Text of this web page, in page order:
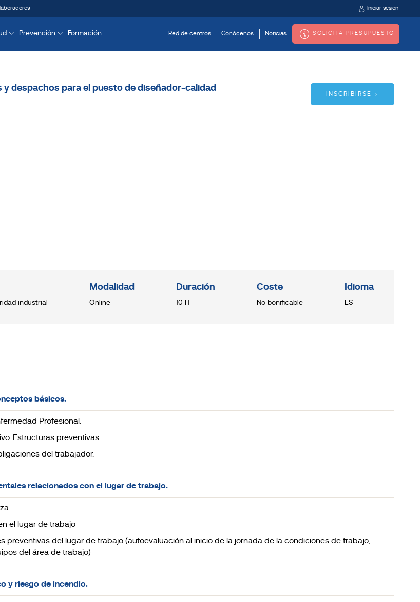
Iniciar sesión
Prevención Formación Red de centros Conócenos Noticias SOLICITA PRESUPUESTO
y despachos para el puesto de diseñador-calidad
INSCRIBIRSE
industrial
Modalidad
Online
Duración
10 H
Coste
No bonificable
Idioma
ES
básicos.
Profesional.
Estructuras preventivas
del trabajador.
relacionados con el lugar de trabajo.
el lugar de trabajo
preventivas del lugar de trabajo (autoevaluación al inicio de la jornada de la condiciones de trabajo,
del área de trabajo)
y riesgo de incendio.